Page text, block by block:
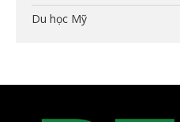
Du học Mỹ